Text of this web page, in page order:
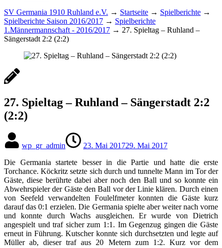
SV Germania 1910 Ruhland e.V. → Startseite → Spielberichte →
Spielberichte Saison 2016/2017 → Spielberichte
1.Männermannschaft - 2016/2017 → 27. Spieltag – Ruhland –
Sängerstadt 2:2 (2:2)
27. Spieltag – Ruhland – Sängerstadt 2:2
(2:2)
wp_gr_admin 23. Mai 201729. Mai 2017
Die Germania startete besser in die Partie und hatte die erste
Torchance. Köckritz setzte sich durch und tunnelte Mann im Tor der
Gäste, diese berührte dabei aber noch den Ball und so konnte ein
Abwehrspieler der Gäste den Ball vor der Linie klären. Durch einen
von Seefeld verwandelten Foulelfmeter konnten die Gäste kurz
darauf das 0:1 erzielen. Die Germania spielte aber weiter nach vorne
und konnte durch Wachs ausgleichen. Er wurde von Dietrich
angespielt und traf sicher zum 1:1. Im Gegenzug gingen die Gäste
erneut in Führung. Kutscher konnte sich durchsetzten und legte auf
Müller ab, dieser traf aus 20 Metern zum 1:2. Kurz vor dem